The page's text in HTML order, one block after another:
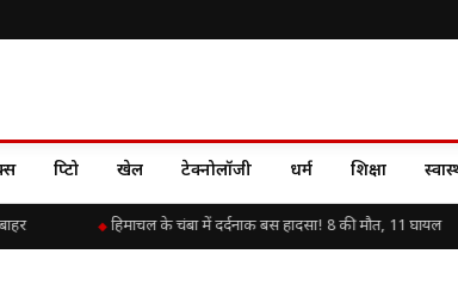
क्रिप्टो खेल टेक्नोलॉजी धर्म शिक्षा
हिमाचल के चंबा में दर्दनाक बस हादसा! 8 की मौत, 11 घायल